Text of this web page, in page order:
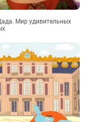
Мир удивительных